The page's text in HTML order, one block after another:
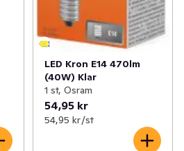
LED Kron E14 470lm
(40W) Klar
1 st, Osram
54,95 kr
54,95 kr /st